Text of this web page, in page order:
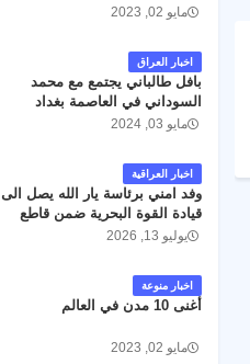
مايو 02, 2023
اخبار العراق
بافل طالباني يجتمع مع محمد
السوداني في العاصمة بغداد
مايو 03, 2024
اخبار العراقية
وفد امني برئاسة يار الله يصل الى
قيادة القوة البحرية ضمن قاطع
عمليات البصرة .
يوليو 13, 2026
اخبار منوعة
أغنى 10 مدن في العالم
مايو 02, 2023